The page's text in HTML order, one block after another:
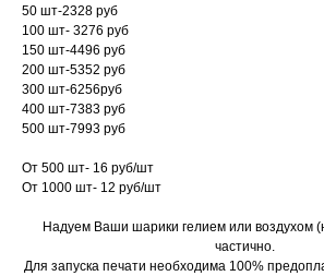
50 шт-2328 руб
100 шт- 3276 руб
150 шт-4496 руб
200 шт-5352 руб
300 шт-6256руб
400 шт-7383 руб
500 шт-7993 руб
От 500 шт- 16 руб/шт
От 1000 шт- 12 руб/шт
Надуем Ваши шарики гелием или воздухом
частично.
Для запуска печати необходима 100%